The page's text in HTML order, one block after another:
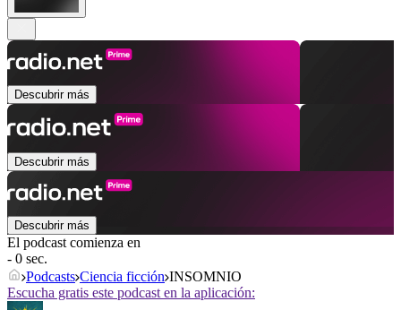
Descubrir más
Descubrir más
Descubrir más
El podcast comienza en
- 0 sec.
Podcasts Ciencia ficción INSOMNIO
Escucha gratis este podcast en la aplicación: